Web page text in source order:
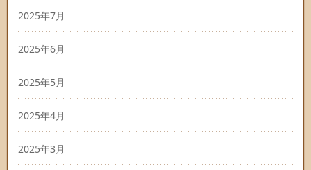
2025年7月
2025年6月
2025年5月
2025年4月
2025年3月